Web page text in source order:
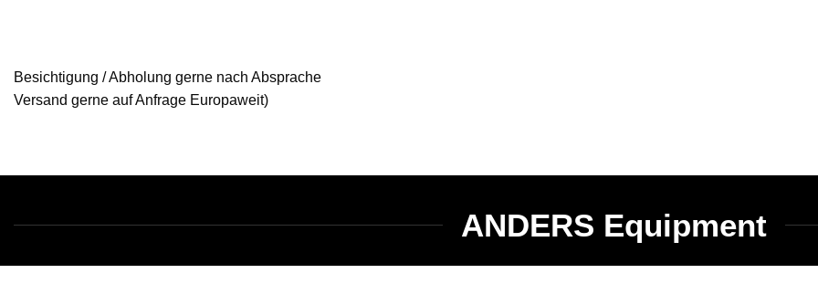
Besichtigung / Abholung gerne nach Absprache
Versand gerne auf Anfrage Europaweit)
ANDERS Equipment